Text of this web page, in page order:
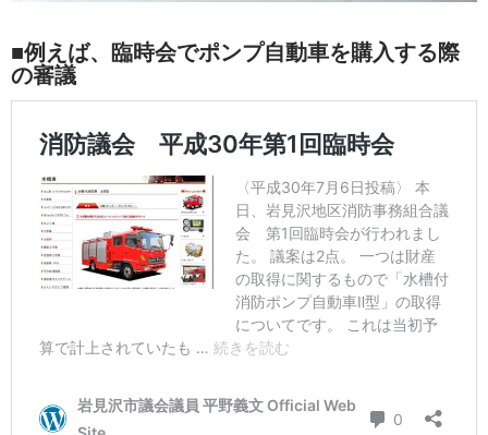
■例えば、臨時会でポンプ自動車を購入する際
の審議